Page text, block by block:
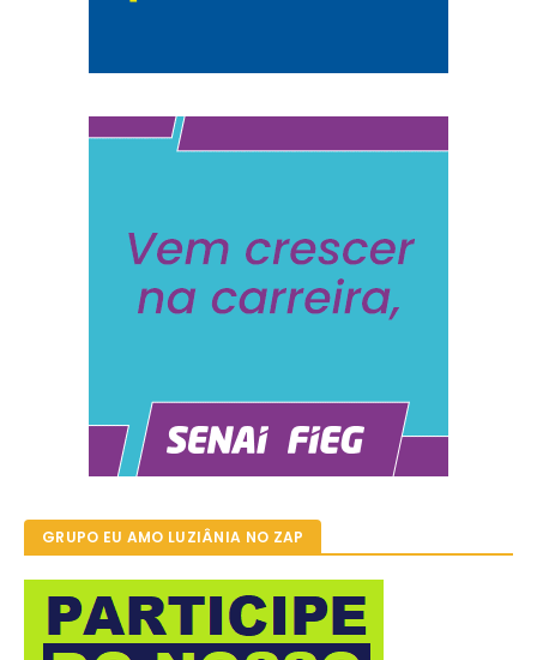
GRUPO EU AMO LUZIÂNIA NO ZAP